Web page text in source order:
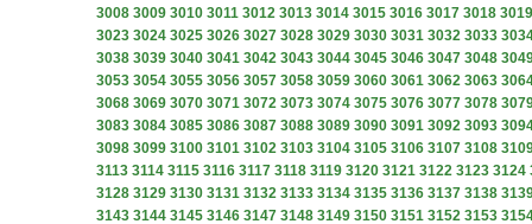
3008 3009 3010 3011 3012 3013 3014 3015 3016 3017 3018 3019
3023 3024 3025 3026 3027 3028 3029 3030 3031 3032 3033
3038 3039 3040 3041 3042 3043 3044 3045 3046 3047 3048
3053 3054 3055 3056 3057 3058 3059 3060 3061 3062 3063
3068 3069 3070 3071 3072 3073 3074 3075 3076 3077 3078
3083 3084 3085 3086 3087 3088 3089 3090 3091 3092 3093
3098 3099 3100 3101 3102 3103 3104 3105 3106 3107 3108
3113 3114 3115 3116 3117 3118 3119 3120 3121 3122 3123 3124
3128 3129 3130 3131 3132 3133 3134 3135 3136 3137 3138
3143 3144 3145 3146 3147 3148 3149 3150 3151 3152 3153